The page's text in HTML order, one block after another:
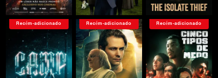
Recém-adicionado Recém-adicionado Recém-adicionado